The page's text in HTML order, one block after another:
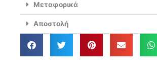
Fleece
King
Size
240x260
Μεταφορικά
Αποστολή